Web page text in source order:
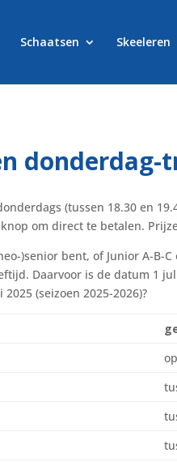
Schaatsen Skeeleren
(tussen 18.30 en
om direct te betalen.
)senior bent, of Junior A-B-C
Daarvoor is de datum 1
(seizoen 2025-2026)?